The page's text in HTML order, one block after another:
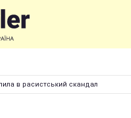
в расистський скандал